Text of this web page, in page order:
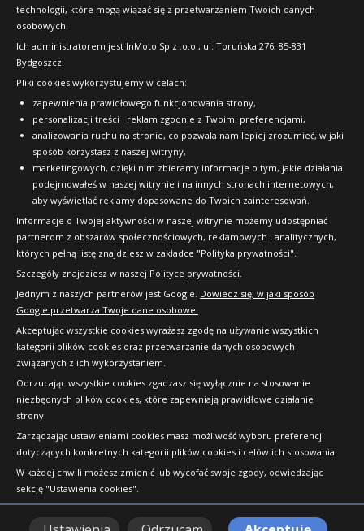
technologii, które mogą wiązać się z przetwarzaniem Twoich danych
osobowych.
Ich administratorem jest InMoto Sp z .o.o., ul. Toruńska 276, 85-831
Bydgoszcz.
Pliki cookies wykorzystujemy w celach:
zapewnienia prawidłowego funkcjonowania strony,
personalizacji treści i reklam zgodnie z Twoimi preferencjami,
analizowania ruchu na stronie, co pozwala nam lepiej zrozumieć, w jaki
sposób korzystasz z naszej witryny,
marketingowych, dzięki nim zbieramy informacje o tym, jakie działania
podejmowałeś w naszej witrynie i na innych stronach internetowych,
aby wyświetlać reklamy dopasowane do Twoich zainteresowań.
Informacje o Twojej aktywności w naszej witrynie możemy udostępniać
partnerom z obszarów społecznościowych, reklamowych i analitycznych,
których pełną listę znajdziesz w zakładce "Polityka prywatności".
Szczegóły znajdziesz w naszej Polityce prywatności.
Jednym z naszych partnerów jest Google. Dowiedz się, w jaki sposób
Google przetwarza Twoje dane osobowe.
Akceptując wszystkie cookies wyrażasz zgodę na używanie wszystkich
kategorii plików cookies oraz przetwarzanie danych osobowych
związanych z ich wykorzystaniem.
Odrzucając wszystkie cookies zgadzasz się wyłącznie na stosowanie
niezbędnych plików cookies, które zapewniają prawidłowe działanie
strony.
Zarządzając ustawieniami cookies masz możliwość wyboru preferencji
dotyczących konkretnych kategorii plików cookies i celów ich stosowania.
W każdej chwili możesz zmienić lub wycofać swoje zgody, odwiedzając
sekcję "Ustawienia cookies".
Raty
FAQ
OFICJALNY PARTNER
Copyright © 2010-2026 24opony.pl. Wszelkie
prawa zastrzeżone.